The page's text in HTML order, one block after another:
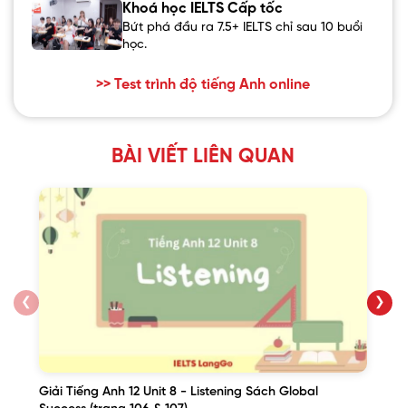
Khoá học IELTS Cấp tốc
Bứt phá đầu ra 7.5+ IELTS chỉ sau 10 buổi
học.
>> Test trình độ tiếng Anh online
BÀI VIẾT LIÊN QUAN
❮
Giải Tiếng Anh 12 Unit 8 - Listening Sách Global
❯